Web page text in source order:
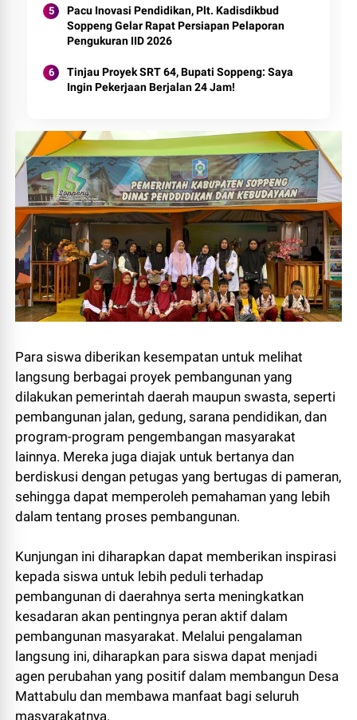
Pacu Inovasi Pendidikan, Plt. Kadisdikbud
Soppeng Gelar Rapat Persiapan Pelaporan
Pengukuran IID 2026
Tinjau Proyek SRT 64, Bupati Soppeng: Saya
Ingin Pekerjaan Berjalan 24 Jam!
Para siswa diberikan kesempatan untuk melihat
langsung berbagai proyek pembangunan yang
dilakukan pemerintah daerah maupun swasta, seperti
pembangunan jalan, gedung, sarana pendidikan, dan
program-program pengembangan masyarakat
lainnya. Mereka juga diajak untuk bertanya dan
berdiskusi dengan petugas yang bertugas di pameran,
sehingga dapat memperoleh pemahaman yang lebih
dalam tentang proses pembangunan.
Kunjungan ini diharapkan dapat memberikan inspirasi
kepada siswa untuk lebih peduli terhadap
pembangunan di daerahnya serta meningkatkan
kesadaran akan pentingnya peran aktif dalam
pembangunan masyarakat. Melalui pengalaman
langsung ini, diharapkan para siswa dapat menjadi
agen perubahan yang positif dalam membangun Desa
Mattabulu dan membawa manfaat bagi seluruh
masyarakatnya.